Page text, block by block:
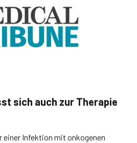
sich auch zur Therapie
einer Infektion mit onkogenen